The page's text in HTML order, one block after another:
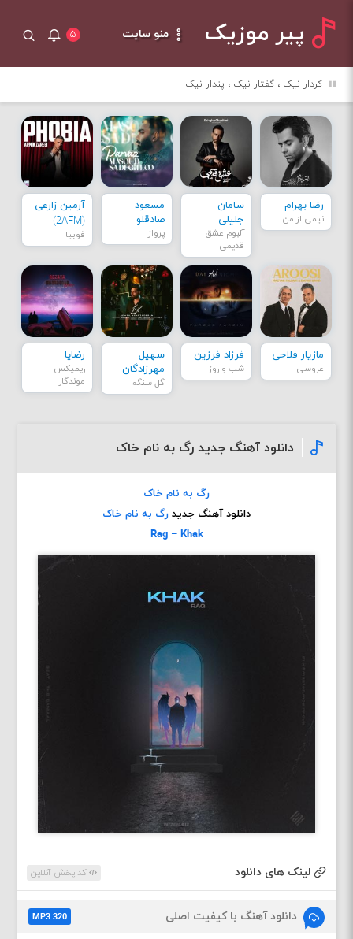
پیر موزیک منو سایت ۵
کردار نیک ، گفتار نیک ، پندار نیک
رضا بهرام
نیمی از من
سامان
جلیلی
آلبوم عشق
قدیمی
مسعود
صادقلو
پرواز
آرمین زارعی
(2AFM)
فوبیا
مازیار فلاحی
عروسی
فرزاد فرزین
شب و روز
سهیل
مهرزادگان
گل سنگم
رضایا
ریمیکس
موندگار
دانلود آهنگ جدید رگ به نام خاک
رگ به نام خاک
دانلود آهنگ جدید رگ به نام خاک
Rag – Khak
لینک های دانلود کد پخش آنلاین
دانلود آهنگ با کیفیت اصلی MP3 320